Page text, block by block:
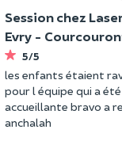
Session chez
Evry -
5/5
les enfants étaient
pour l équipe qui a
accueillante bravo a
anchalah